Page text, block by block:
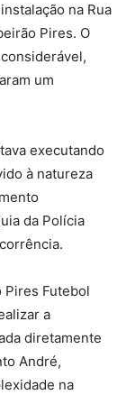
na Rua
Pires. O
um
executando
à natureza
da Polícia
Pires Futebol
a
diretamente
André,
na